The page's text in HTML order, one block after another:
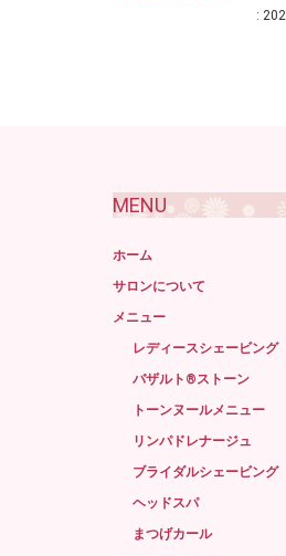
:
MENU
ホーム
サロンについて
メニュー
レディースシェービング
バザルト®ストーン
トーンヌールメニュー
リンパドレナージュ
ブライダルシェービング
ヘッドスパ
まつげカール